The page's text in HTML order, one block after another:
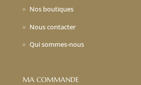
Nos boutiques
Nous contacter
Qui sommes-nous
MA COMMANDE